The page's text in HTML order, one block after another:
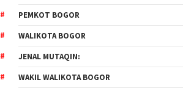
PEMKOT BOGOR
WALIKOTA BOGOR
JENAL MUTAQIN:
WAKIL WALIKOTA BOGOR